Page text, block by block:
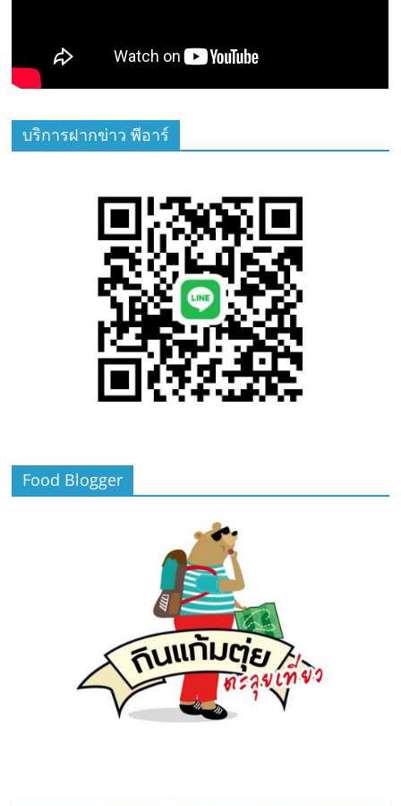
บริการฝากข่าว พีอาร์
Food Blogger